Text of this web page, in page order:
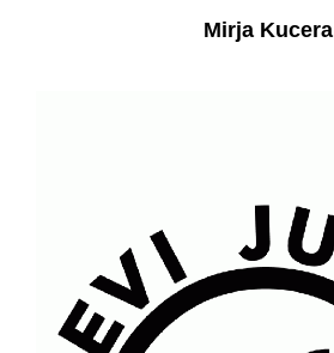
Mirja Kucera